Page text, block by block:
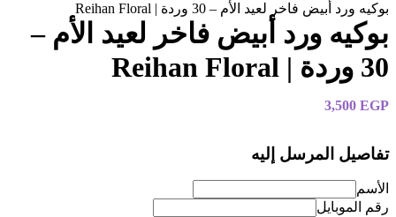
بوكيه ورد أبيض فاخر لعيد الأم – 30 وردة | Reihan Floral
بوكيه ورد أبيض فاخر لعيد الأم –
30 وردة | Reihan Floral
3,500 EGP
تفاصيل المرسل إليه
الأسم
رقم الموبايل